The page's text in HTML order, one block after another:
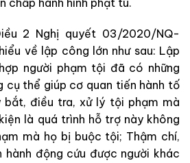
2 Nghị quyết 03/2020/NQ-
về lập công lớn như sau: Lập
người phạm tội đã có những
cụ thể giúp cơ quan tiến hành tố
bắt, điều tra, xử lý tội phạm mà
là quá trình hỗ trợ này không
mà họ bị buộc tội; Thậm chí,
động cứu được người khác